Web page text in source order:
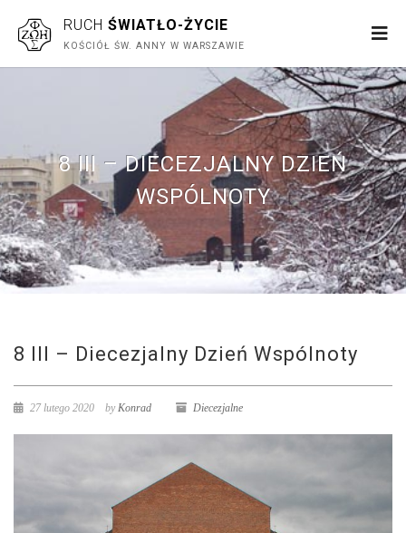
RUCH ŚWIATŁO-ŻYCIE
KOŚCIÓŁ ŚW. ANNY W WARSZAWIE
8 III – DIECEZJALNY DZIEŃ
WSPÓLNOTY
8 III – Diecezjalny Dzień Wspólnoty
27 lutego 2020 byKonrad Diecezjalne